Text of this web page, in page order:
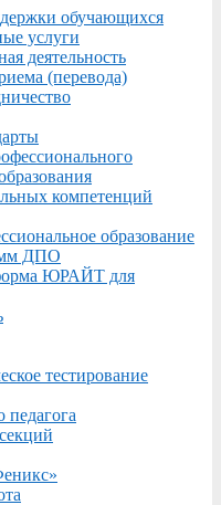
обучающихся
услуги
деятельность
(перевода)
компетенций
образование
ДПО
ЮРАЙТ для
тестирование
педагога